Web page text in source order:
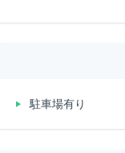
‣ 駐車場有り